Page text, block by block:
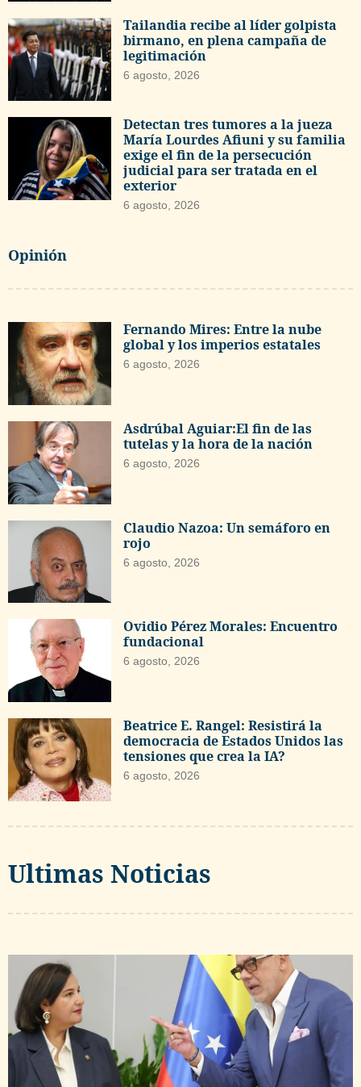
Tailandia recibe al líder golpista
birmano, en plena campaña de
legitimación
6 agosto, 2026
Detectan tres tumores a la jueza
María Lourdes Afiuni y su familia
exige el fin de la persecución
judicial para ser tratada en el
exterior
6 agosto, 2026
Opinión
Fernando Mires: Entre la nube
global y los imperios estatales
6 agosto, 2026
Asdrúbal Aguiar:El fin de las
tutelas y la hora de la nación
6 agosto, 2026
Claudio Nazoa: Un semáforo en
rojo
6 agosto, 2026
Ovidio Pérez Morales: Encuentro
fundacional
6 agosto, 2026
Beatrice E. Rangel: Resistirá la
democracia de Estados Unidos las
tensiones que crea la IA?
6 agosto, 2026
Ultimas Noticias